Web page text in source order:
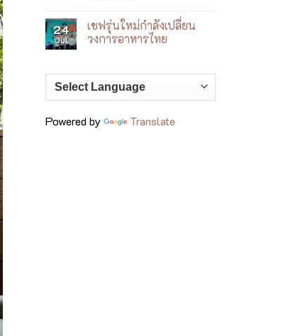
ให้
กลาย
เป็น
Comments
on
Power
of
ถั่ว
สุด
พรีเมียม
ที่
Bangkok
Surawong
24
Jul
เชฟรุ่นใหม่กำลังเปลี่ยน
วงการอาหารไทย
on
เชฟ
รุ่น
ใหม่
เปลี่ยน
วงการ
Powered by Translate